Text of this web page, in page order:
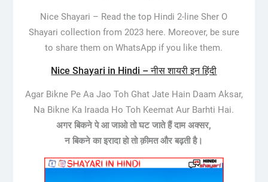
Nice Shayari – Read the top Hindi 2-line Sher O
Shayari collection from 2023 here. Moreover, be sure
to share them on WhatsApp if you like them.
Nice Shayari in Hindi – नीस शायरी इन हिंदी
Agar Bikne Pe Aa Jao Toh Ghat Jate Hain Daam Aksar,
Na Bikne Ka Iraada Ho Toh Keemat Aur Barhti Hai.
अगर बिकने पे आ जाओ तो घट जाते हैं दाम अक्सर,
न बिकने का इरादा हो तो क़ीमत और बढ़ती है।